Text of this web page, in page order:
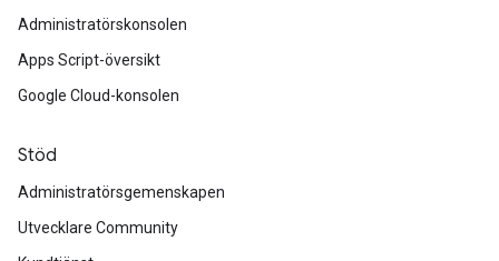
Administratörskonsolen
Apps Script-översikt
Google Cloud-konsolen
Stöd
Administratörsgemenskapen
Utvecklare Community